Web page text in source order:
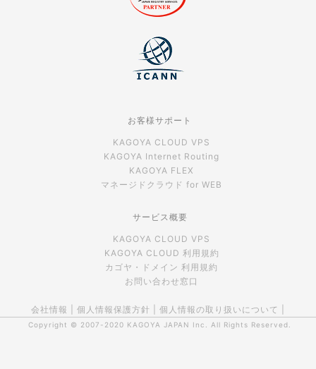
お客様サポート
KAGOYA CLOUD VPS
KAGOYA Internet Routing
KAGOYA FLEX
マネージドクラウド for WEB
サービス概要
KAGOYA CLOUD VPS
KAGOYA CLOUD 利用規約
カゴヤ・ドメイン 利用規約
お問い合わせ窓口
会社情報 個人情報保護方針 個人情報の取り扱いについて
Copyright © 2007-2020 KAGOYA JAPAN Inc. All Rights Reserved.